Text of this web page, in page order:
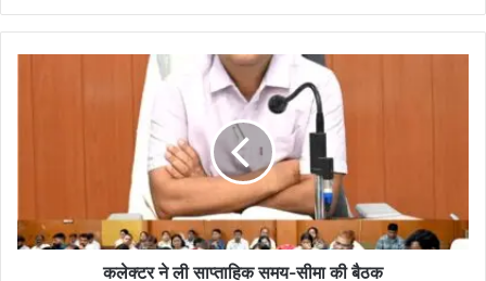
te bo
ok
प्ता
हि
कलेक्टर ने ली साप्ताहिक समय-सीमा की बैठक